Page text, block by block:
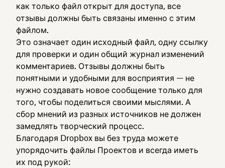
как только файл открыт для доступа, все
отзывы должны быть связаны именно с этим
файлом.
Это означает один исходный файл, одну ссылку
для проверки и один общий журнал изменений
комментариев. Отзывы должны быть
понятными и удобными для восприятия — не
нужно создавать новое сообщение только для
того, чтобы поделиться своими мыслями. А
сбор мнений из разных источников не должен
замедлять творческий процесс.
Благодаря Dropbox вы без труда можете
упорядочить файлы Проектов и всегда иметь
их под рукой: